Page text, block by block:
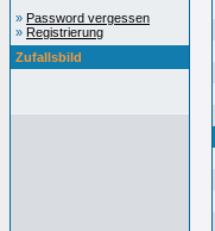
» Password vergessen
» Registrierung
Zufallsbild